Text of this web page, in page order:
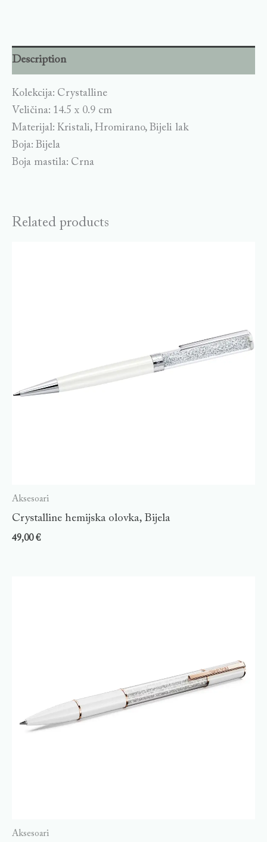
Description
Kolekcija: Crystalline
Veličina: 14.5 x 0.9 cm
Materijal: Kristali, Hromirano, Bijeli lak
Boja: Bijela
Boja mastila: Crna
Related products
Aksesoari
Crystalline hemijska olovka, Bijela
49,00€
Aksesoari